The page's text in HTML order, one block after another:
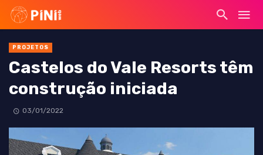
PROJETOS
Castelos do Vale Resorts têm
construção iniciada
03/01/2022